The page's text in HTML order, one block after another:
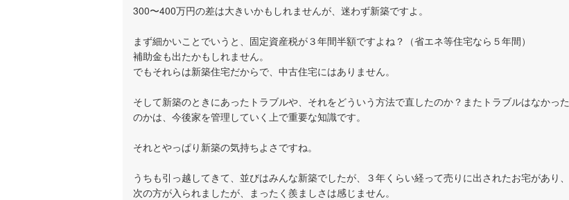
300〜400万円の差は大きいかもしれませんが、迷わず新築ですよ。
まず細かいことでいうと、固定資産税が３年間半額ですよね？（省エネ等住宅なら５年間）
補助金も出たかもしれません。
でもそれらは新築住宅だからで、中古住宅にはありません。
そして新築のときにあったトラブルや、それをどういう方法で直したのか？またトラブルはなかった
のかは、今後家を管理していく上で重要な知識です。
それとやっぱり新築の気持ちよさですね。
うちも引っ越してきて、並びはみんな新築でしたが、３年くらい経って売りに出されたお宅があり、
次の方が入られましたが、まったく羨ましさは感じません。